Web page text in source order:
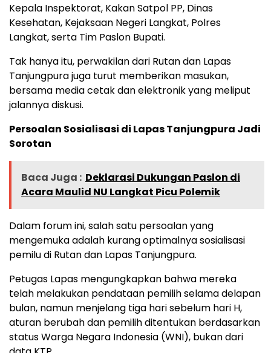
Kepala Inspektorat, Kakan Satpol PP, Dinas
Kesehatan, Kejaksaan Negeri Langkat, Polres
Langkat, serta Tim Paslon Bupati.
Tak hanya itu, perwakilan dari Rutan dan Lapas
Tanjungpura juga turut memberikan masukan,
bersama media cetak dan elektronik yang meliput
jalannya diskusi.
Persoalan Sosialisasi di Lapas Tanjungpura Jadi
Sorotan
Baca Juga : Deklarasi Dukungan Paslon di
Acara Maulid NU Langkat Picu Polemik
Dalam forum ini, salah satu persoalan yang
mengemuka adalah kurang optimalnya sosialisasi
pemilu di Rutan dan Lapas Tanjungpura.
Petugas Lapas mengungkapkan bahwa mereka
telah melakukan pendataan pemilih selama delapan
bulan, namun menjelang tiga hari sebelum hari H,
aturan berubah dan pemilih ditentukan berdasarkan
status Warga Negara Indonesia (WNI), bukan dari